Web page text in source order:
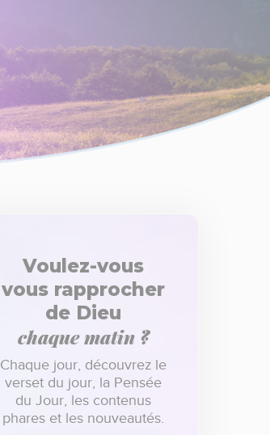
Voulez-vous
vous rapprocher
de Dieu
chaque matin ?
Chaque jour, découvrez le
verset du jour, la Pensée
du Jour, les contenus
phares et les nouveautés.